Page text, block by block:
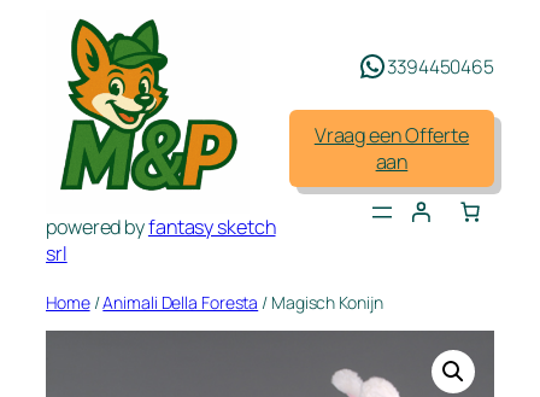
powered byfantasy sketch
srl
3394450465
Vraag een Offerte
aan
Home/Animali Della Foresta / Magisch Konijn